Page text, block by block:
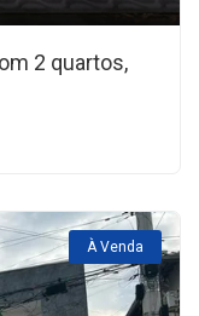
2 quartos,
À Venda